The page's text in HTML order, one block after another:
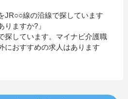
JR○○線の沿線で探しています
りますか?」
探しています。マイナビ介護職
におすすめの求人はあります